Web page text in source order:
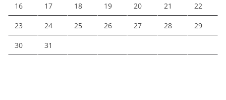
16 17 18 19 20 21 22
23 24 25 26 27 28 29
30 31